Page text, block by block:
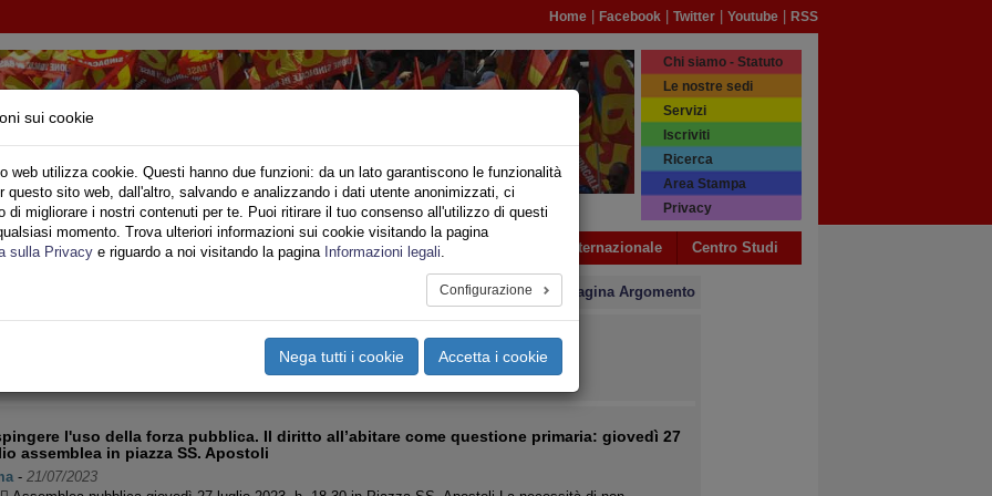
Home Facebook Twitter Youtube RSS
INQUILINI E ABITANTI
Chi siamo - Statuto
Le nostre sedi
Servizi
Iscriviti
Ricerca
Area Stampa
Privacy
Privato Territori Sociale Speciali Multimedia Internazionale Centro Studi
» Pagina Argomento
Pagina 6 di 35
5 6 7 8 9 10 > >>
l'uso della forza pubblica. Il diritto all’abitare come questione primaria: giovedì 27
assemblea in piazza SS. Apostoli
- 21/07/2023
sui cookie
web utilizza cookie. Questi hanno due funzioni: da un lato garantiscono le funzionalità
questo sito web, dall'altro, salvando e analizzando i dati utente anonimizzati, ci
di migliorare i nostri contenuti per te. Puoi ritirare il tuo consenso all'utilizzo di questi
momento. Trova ulteriori informazioni sui cookie visitando la pagina
sulla Privacy e riguardo a noi visitando la pagina Informazioni legali.
Configurazione
Nega tutti i cookie Accetta i cookie